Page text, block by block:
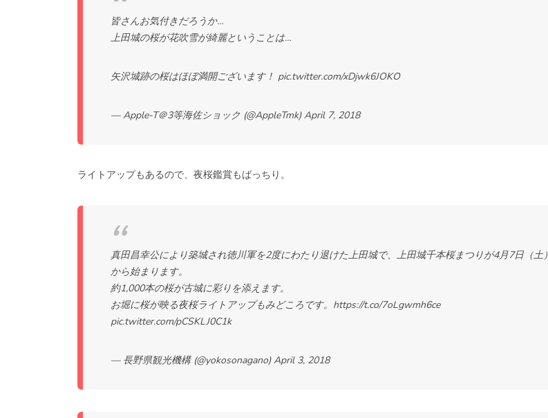
皆さんお気付きだろうか…
上田城の桜が花吹雪が綺麗ということは…
矢沢城跡の桜はほぼ満開ございます！ pic.twitter.com/xDjwk6JOKO
— Apple-T＠3等海佐ショック (@AppleTmk)April 7, 2018
ライトアップもあるので、夜桜鑑賞もばっちり。
真田昌幸公により築城され徳川軍を2度にわたり退けた上田城で、上田城千本桜まつりが4月7日（土）
から始まります。
約1,000本の桜が古城に彩りを添えます。
お堀に桜が映る夜桜ライトアップもみどころです。 https://t.co/7oLgwmh6ce
pic.twitter.com/pCSKLJ0C1k
— 長野県観光機構 (@yokosonagano)April 3, 2018